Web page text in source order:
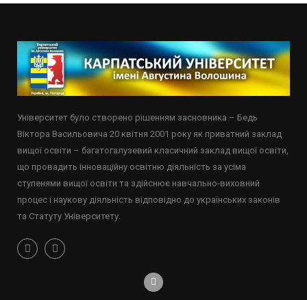
Університет було створено рішенням засновника – Бедь
Віктора Васильовича 20 квітня 2001 року як приватний заклад
вищої освіти – багатогалузевий класичний заклад вищої освіти,
що провадить інноваційну освітню діяльність за усіма
ступенями вищої освіти та здійснює навчально-виховний
процес і наукову діяльність відповідно до українських законів
та Статуту Університету.